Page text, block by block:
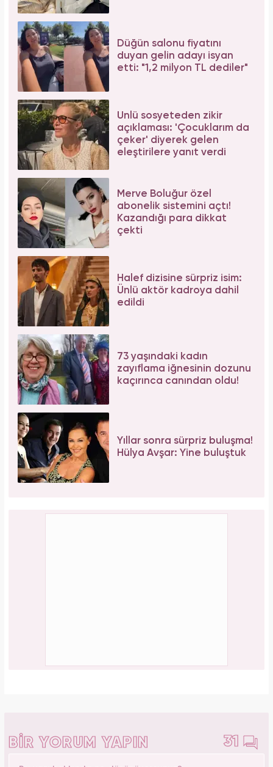
Düğün salonu fiyatını
duyan gelin adayı isyan
etti: "1,2 milyon TL dediler"
Ünlü sosyeteden zikir
açıklaması: 'Çocuklarım da
çeker' diyerek gelen
eleştirilere yanıt verdi
Merve Boluğur özel
abonelik sistemini açtı!
Kazandığı para dikkat
çekti
Halef dizisine sürpriz isim:
Ünlü aktör kadroya dahil
edildi
73 yaşındaki kadın
zayıflama iğnesinin dozunu
kaçırınca canından oldu!
Yıllar sonra sürpriz buluşma!
Hülya Avşar: Yine buluştuk
BİR YORUM YAPIN 31